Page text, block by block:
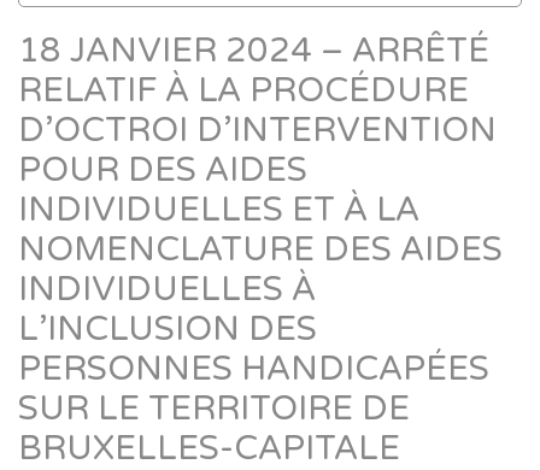
18 JANVIER 2024 – ARRÊTÉ
RELATIF À LA PROCÉDURE
D’OCTROI D’INTERVENTION
POUR DES AIDES
INDIVIDUELLES ET À LA
NOMENCLATURE DES AIDES
INDIVIDUELLES À
L’INCLUSION DES
PERSONNES HANDICAPÉES
SUR LE TERRITOIRE DE
BRUXELLES-CAPITALE